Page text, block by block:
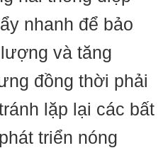
nhanh để bảo
và tăng
đồng thời phải
lặp lại các bất
triển nóng